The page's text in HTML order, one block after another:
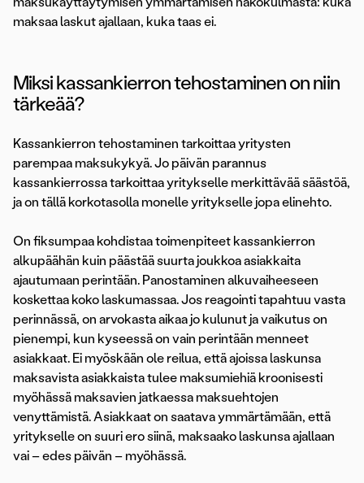
maksaa laskut ajallaan, kuka taas ei.
Miksi kassankierron tehostaminen on niin
tärkeää?
Kassankierron tehostaminen tarkoittaa yritysten
parempaa maksukykyä. Jo päivän parannus
kassankierrossa tarkoittaa yritykselle merkittävää säästöä,
ja on tällä korkotasolla monelle yritykselle jopa elinehto.
On fiksumpaa kohdistaa toimenpiteet kassankierron
alkupäähän kuin päästää suurta joukkoa asiakkaita
ajautumaan perintään. Panostaminen alkuvaiheeseen
koskettaa koko laskumassaa. Jos reagointi tapahtuu vasta
perinnässä, on arvokasta aikaa jo kulunut ja vaikutus on
pienempi, kun kyseessä on vain perintään menneet
asiakkaat. Ei myöskään ole reilua, että ajoissa laskunsa
maksavista asiakkaista tulee maksumiehiä kroonisesti
myöhässä maksavien jatkaessa maksuehtojen
venyttämistä. Asiakkaat on saatava ymmärtämään, että
yritykselle on suuri ero siinä, maksaako laskunsa ajallaan
vai – edes päivän – myöhässä.